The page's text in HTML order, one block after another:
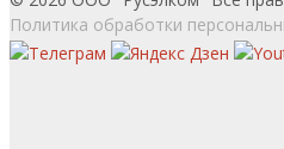
Политика обработки